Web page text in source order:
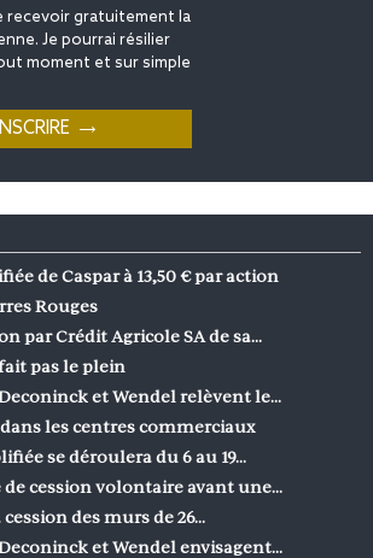
recevoir gratuitement la
Je pourrai résilier
moment et sur simple
de Caspar à 13,50 € par action
Rouges
par Crédit Agricole SA de sa…
pas le plein
et Wendel relèvent le…
les centres commerciaux
se déroulera du 6 au 19…
de cession volontaire avant une…
des murs de 26…
et Wendel envisagent…